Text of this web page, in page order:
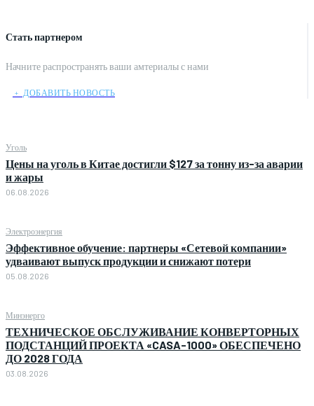
Стать партнером
Начните распространять ваши амтериалы с нами
﹢ ДОБАВИТЬ НОВОСТЬ
Уголь
Цены на уголь в Китае достигли $127 за тонну из-за аварии
и жары
06.08.2026
Электроэнергия
Эффективное обучение: партнеры «Сетевой компании»
удваивают выпуск продукции и снижают потери
05.08.2026
Минэнерго
ТЕХНИЧЕСКОЕ ОБСЛУЖИВАНИЕ КОНВЕРТОРНЫХ
ПОДСТАНЦИЙ ПРОЕКТА «CASA-1000» ОБЕСПЕЧЕНО
ДО 2028 ГОДА
03.08.2026